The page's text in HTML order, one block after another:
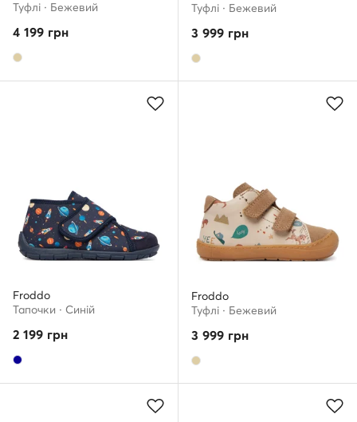
Туфлі · Бежевий
4 199 грн
Туфлі · Бежевий
3 999 грн
Froddo
Тапочки · Cиній
2 199 грн
Froddo
Туфлі · Бежевий
3 999 грн